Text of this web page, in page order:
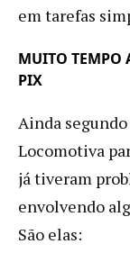
em tarefas
MUITO TEMPO
PIX
Ainda
Locomotiva
já tiveram
envolvendo
São elas: